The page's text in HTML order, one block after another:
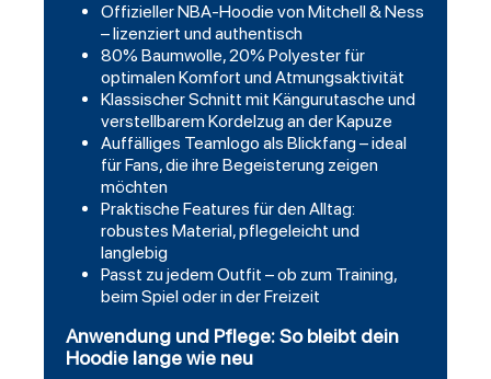
Offizieller NBA-Hoodie von Mitchell & Ness
– lizenziert und authentisch
80% Baumwolle, 20% Polyester für
optimalen Komfort und Atmungsaktivität
Klassischer Schnitt mit Kängurutasche und
verstellbarem Kordelzug an der Kapuze
Auffälliges Teamlogo als Blickfang – ideal
für Fans, die ihre Begeisterung zeigen
möchten
Praktische Features für den Alltag:
robustes Material, pflegeleicht und
langlebig
Passt zu jedem Outfit – ob zum Training,
beim Spiel oder in der Freizeit
Anwendung und Pflege: So bleibt dein
Hoodie lange wie neu